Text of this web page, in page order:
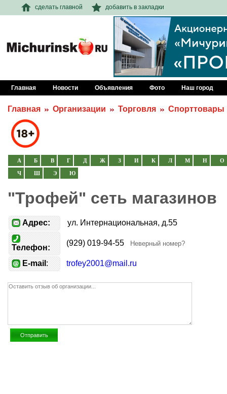
сделать главной добавить в закладки
Главная Новости Объявления Фото Наш город
Главная Организации Торговля Спорттовары
А Б В Г Д Ж З И К Л М Н О
Ч Ш Э Ю
"Трофей" сеть магазинов
Адрес: ул. Интернациональная, д.55
Телефон:
(929) 019-94-55 Неверный номер?
E-mail : trofey2001@mail.ru